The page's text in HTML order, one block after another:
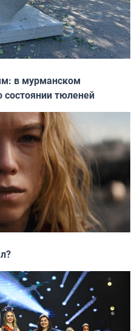
в мурманском
состоянии тюленей